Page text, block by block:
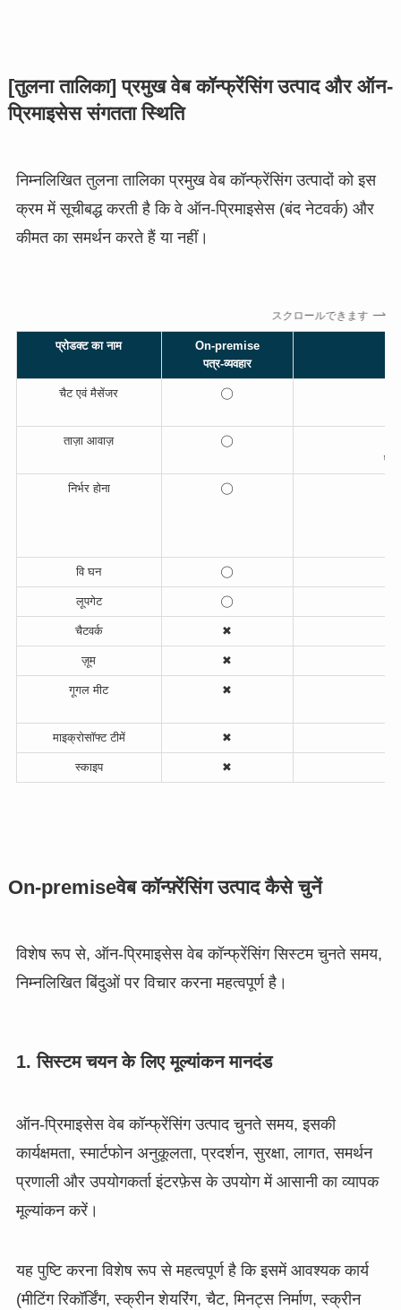
[तुलना तालिका] प्रमुख वेब कॉन्फ्रेंसिंग उत्पाद और ऑन-
प्रिमाइसेस संगतता स्थिति
निम्नलिखित तुलना तालिका प्रमुख वेब कॉन्फ्रेंसिंग उत्पादों को इस
क्रम में सूचीबद्ध करती है कि वे ऑन-प्रिमाइसेस (बंद नेटवर्क) और
कीमत का समर्थन करते हैं या नहीं।
スクロールできます
प्रोडक्ट का नाम
On-premise
पत्र-व्यवहार
चैट एवं मैसेंजर ◯
ताज़ा आवाज़
◯
एक
निर्भर होना ◯
वि घन ◯
लूपगेट ◯
चैटवर्क ✖
ज़ूम ✖
गूगल मीट ✖
माइक्रोसॉफ्ट टीमें ✖
स्काइप ✖
On-premiseवेब कॉन्फ़्रेंसिंग उत्पाद कैसे चुनें
विशेष रूप से, ऑन-प्रिमाइसेस वेब कॉन्फ्रेंसिंग सिस्टम चुनते समय,
निम्नलिखित बिंदुओं पर विचार करना महत्वपूर्ण है।
1. सिस्टम चयन के लिए मूल्यांकन मानदंड
ऑन-प्रिमाइसेस वेब कॉन्फ्रेंसिंग उत्पाद चुनते समय, इसकी
कार्यक्षमता, स्मार्टफोन अनुकूलता, प्रदर्शन, सुरक्षा, लागत, समर्थन
प्रणाली और उपयोगकर्ता इंटरफ़ेस के उपयोग में आसानी का व्यापक
मूल्यांकन करें।
यह पुष्टि करना विशेष रूप से महत्वपूर्ण है कि इसमें आवश्यक कार्य
(मीटिंग रिकॉर्डिंग, स्क्रीन शेयरिंग, चैट, मिनट्स निर्माण, स्क्रीन